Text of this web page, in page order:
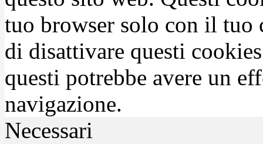
tuo browser solo con il tuo
di disattivare questi
questi potrebbe avere un
navigazione.
Necessari